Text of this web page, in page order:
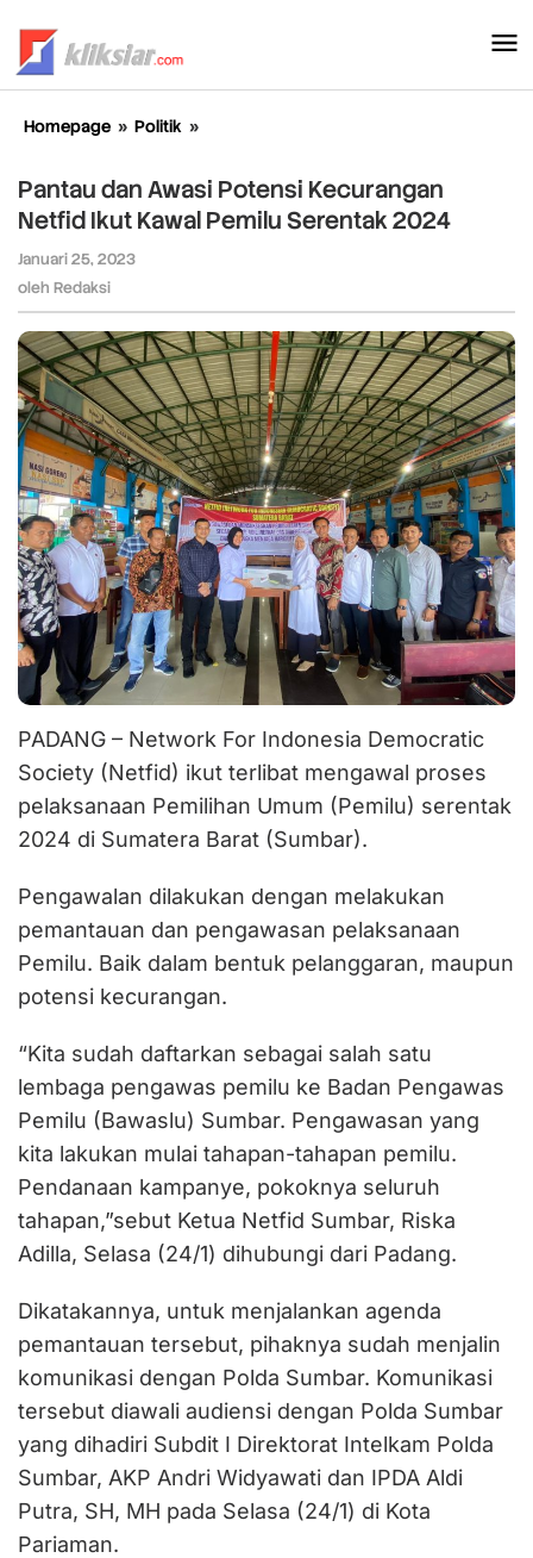
konten
Homepage » Politik »
Awasi
Potensi
Kecurangan
Pemilu
Serentak
2024
Pantau dan Awasi Potensi Kecurangan
Netfid Ikut Kawal Pemilu Serentak 2024
Januari 25, 2023
oleh Redaksi
PADANG – Network For Indonesia Democratic
Society (Netfid) ikut terlibat mengawal proses
pelaksanaan Pemilihan Umum (Pemilu) serentak
2024 di Sumatera Barat (Sumbar).
Pengawalan dilakukan dengan melakukan
pemantauan dan pengawasan pelaksanaan
Pemilu. Baik dalam bentuk pelanggaran, maupun
potensi kecurangan.
“Kita sudah daftarkan sebagai salah satu
lembaga pengawas pemilu ke Badan Pengawas
Pemilu (Bawaslu) Sumbar. Pengawasan yang
kita lakukan mulai tahapan-tahapan pemilu.
Pendanaan kampanye, pokoknya seluruh
tahapan,”sebut Ketua Netfid Sumbar, Riska
Adilla, Selasa (24/1) dihubungi dari Padang.
Dikatakannya, untuk menjalankan agenda
pemantauan tersebut, pihaknya sudah menjalin
komunikasi dengan Polda Sumbar. Komunikasi
tersebut diawali audiensi dengan Polda Sumbar
yang dihadiri Subdit I Direktorat Intelkam Polda
Sumbar, AKP Andri Widyawati dan IPDA Aldi
Putra, SH, MH pada Selasa (24/1) di Kota
Pariaman.